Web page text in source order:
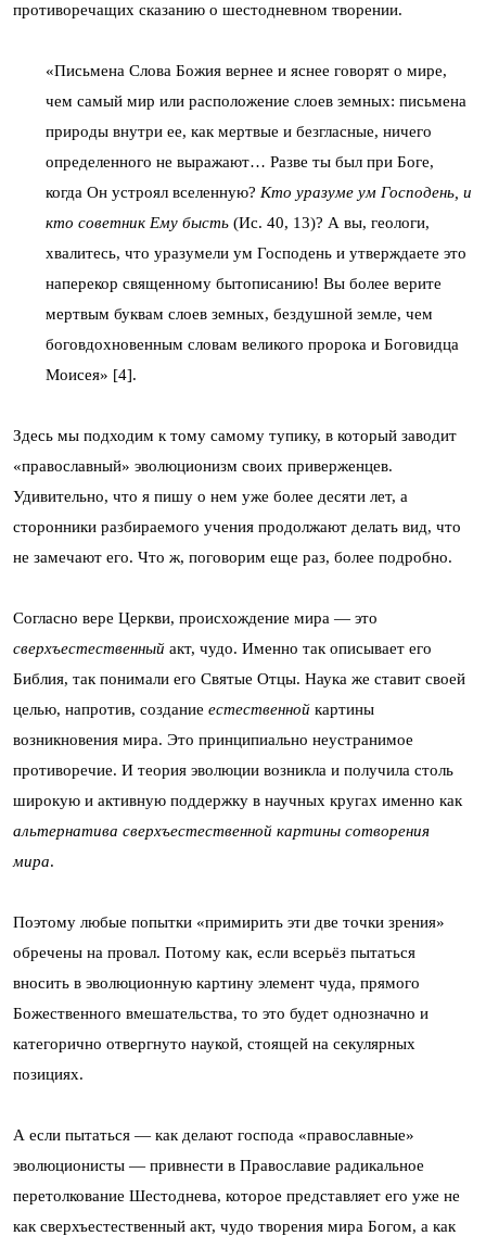
противоречащих сказанию о шестодневном творении.
«Письмена Слова Божия вернее и яснее говорят о мире,
чем самый мир или расположение слоев земных: письмена
природы внутри ее, как мертвые и безгласные, ничего
определенного не выражают… Разве ты был при Боге,
когда Он устроял вселенную? Кто уразуме ум Господень, и
кто советник Ему бысть (Ис. 40, 13)? А вы, геологи,
хвалитесь, что уразумели ум Господень и утверждаете это
наперекор священному бытописанию! Вы более верите
мертвым буквам слоев земных, бездушной земле, чем
боговдохновенным словам великого пророка и Боговидца
Моисея» [4].
Здесь мы подходим к тому самому тупику, в который заводит
«православный» эволюционизм своих приверженцев.
Удивительно, что я пишу о нем уже более десяти лет, а
сторонники разбираемого учения продолжают делать вид, что
не замечают его. Что ж, поговорим еще раз, более подробно.
Согласно вере Церкви, происхождение мира — это
сверхъестественный акт, чудо. Именно так описывает его
Библия, так понимали его Святые Отцы. Наука же ставит своей
целью, напротив, создание естественной картины
возникновения мира. Это принципиально неустранимое
противоречие. И теория эволюции возникла и получила столь
широкую и активную поддержку в научных кругах именно как
альтернатива сверхъестественной картины сотворения
мира.
Поэтому любые попытки «примирить эти две точки зрения»
обречены на провал. Потому как, если всерьёз пытаться
вносить в эволюционную картину элемент чуда, прямого
Божественного вмешательства, то это будет однозначно и
категорично отвергнуто наукой, стоящей на секулярных
позициях.
А если пытаться — как делают господа «православные»
эволюционисты — привнести в Православие радикальное
перетолкование Шестоднева, которое представляет его уже не
как сверхъестественный акт, чудо творения мира Богом, а как